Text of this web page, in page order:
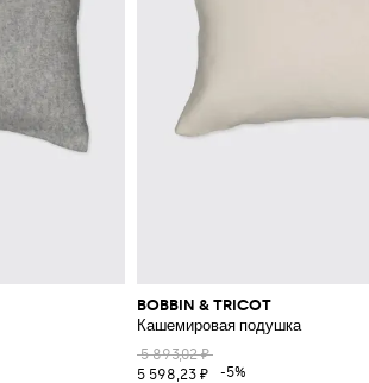
BOBBIN & TRICOT
Кашемировая подушка
5 893,02 ₽
5 598,23 ₽
-5%